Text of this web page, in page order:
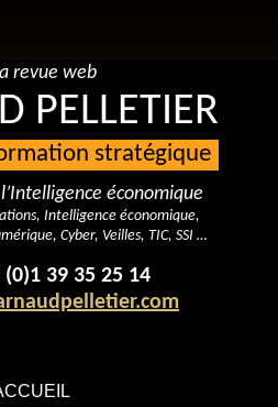
revue web
PELLETIER
stratégique
économique
Intelligence économique,
Cyber, Veilles, TIC, SSI …
(0)1 39 35 25 14